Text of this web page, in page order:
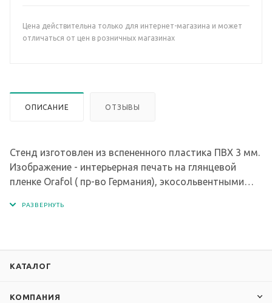
Цена действительна только для интернет-магазина и может
отличаться от цен в розничных магазинах
ОПИСАНИЕ ОТЗЫВЫ
Стенд изготовлен из вспененного пластика ПВХ 3 мм.
Изображение - интерьерная печать на глянцевой
пленке Orafol ( пр-во Германия), экосольвентными
изготовлены из современного, прочного и
КАТАЛОГ
КОМПАНИЯ